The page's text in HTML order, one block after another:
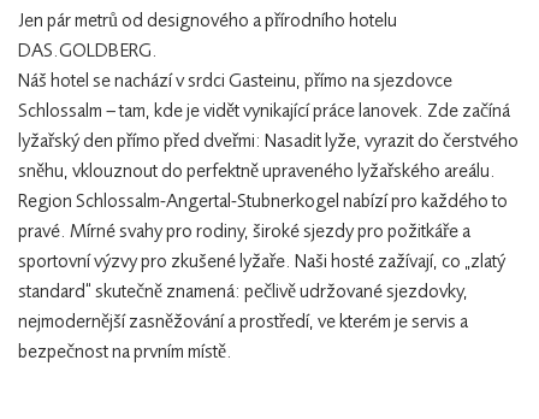
Jen pár metrů od designového a přírodního hotelu
DAS.GOLDBERG.
Náš hotel se nachází v srdci Gasteinu, přímo na sjezdovce
Schlossalm – tam, kde je vidět vynikající práce lanovek. Zde začíná
lyžařský den přímo před dveřmi: Nasadit lyže, vyrazit do čerstvého
sněhu, vklouznout do perfektně upraveného lyžařského areálu.
Region Schlossalm-Angertal-Stubnerkogel nabízí pro každého to
pravé. Mírné svahy pro rodiny, široké sjezdy pro požitkáře a
sportovní výzvy pro zkušené lyžaře. Naši hosté zažívají, co „zlatý
standard“ skutečně znamená: pečlivě udržované sjezdovky,
nejmodernější zasněžování a prostředí, ve kterém je servis a
bezpečnost na prvním místě.